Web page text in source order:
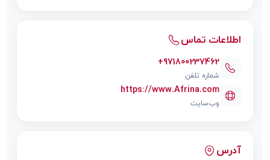
اطلاعات تماس
+971800237462
شماره تلفن
https://www.Afrina.com
وب‌سایت
آدرس